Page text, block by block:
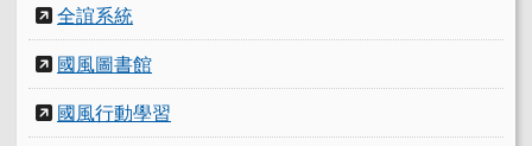
全誼系統
國風圖書館
國風行動學習